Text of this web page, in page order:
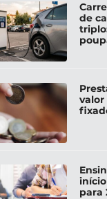
de
valor
para